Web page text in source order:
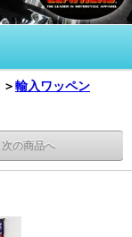
＞輸入ワッペン
次の商品へ